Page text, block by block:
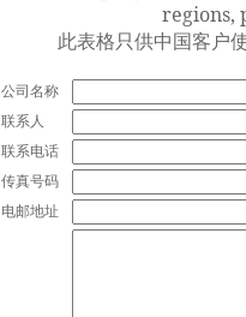
regions,
此表格只供中国客户
公司名称
联系人
联系电话
传真号码
电邮地址